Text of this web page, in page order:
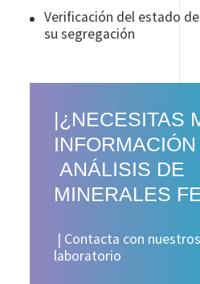
Verificación del estado
su segregación
|¿NECESITAS
INFORMACIÓN
ANÁLISIS DE
MINERALES
| Contacta con
laboratorio